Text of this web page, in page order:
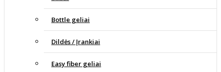
Bottle geliai
Dildės / Įrankiai
Easy fiber geliai